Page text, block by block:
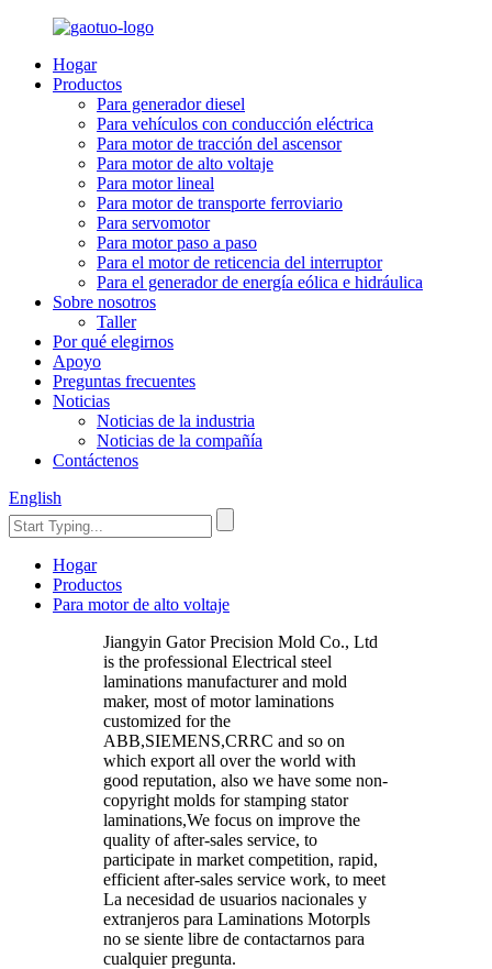
Hogar
Productos
Para generador diesel
Para vehículos con conducción eléctrica
Para motor de tracción del ascensor
Para motor de alto voltaje
Para motor lineal
Para motor de transporte ferroviario
Para servomotor
Para motor paso a paso
Para el motor de reticencia del interruptor
Para el generador de energía eólica e hidráulica
Sobre nosotros
Taller
Por qué elegirnos
Apoyo
Preguntas frecuentes
Noticias
Noticias de la industria
Noticias de la compañía
Contáctenos
English
Hogar
Productos
Para motor de alto voltaje
Jiangyin Gator Precision Mold Co., Ltd
is the professional Electrical steel
laminations manufacturer and mold
maker, most of motor laminations
customized for the
ABB,SIEMENS,CRRC and so on
which export all over the world with
good reputation, also we have some non-
copyright molds for stamping stator
laminations,We focus on improve the
quality of after-sales service, to
participate in market competition, rapid,
efficient after-sales service work, to meet
La necesidad de usuarios nacionales y
extranjeros para Laminations Motorpls
no se siente libre de contactarnos para
cualquier pregunta.